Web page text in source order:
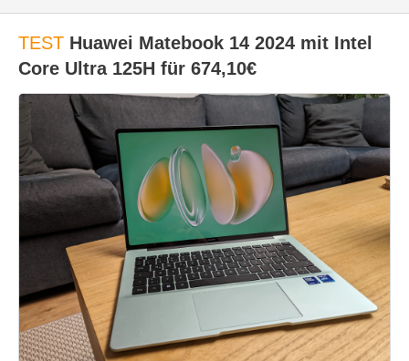
TEST Huawei Matebook 14 2024 mit Intel
Core Ultra 125H für 674,10€